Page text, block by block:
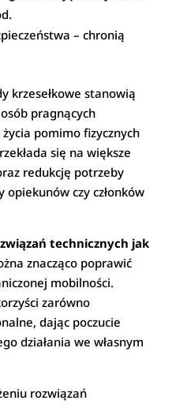
– chronią
krzesełkowe stanowią
pragnących
pomimo fizycznych
się na większe
redukcję potrzeby
opiekunów czy członków
technicznych jak
znacząco poprawić
mobilności.
zarówno
dając poczucie
działania we własnym
rozwiązań